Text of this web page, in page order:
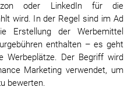
oder LinkedIn für die
wird. In der Regel sind im Ad
Erstellung der Werbemittel
enthalten – es geht
Werbeplätze. Der Begriff wird
Marketing verwendet, um
bewerten.